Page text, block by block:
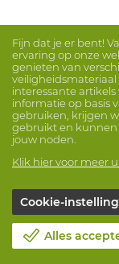
Fijn dat je er bent!
ervaring op onze
genieten van
interessante
informatie op basis
gebruiken, krijgen
gebruikt en kunnen
jouw noden.
Klik hier voor meer
Cookie-
Alles